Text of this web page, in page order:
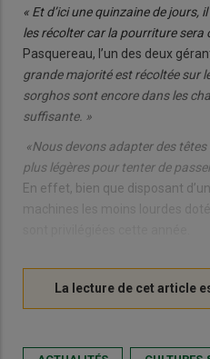
« Et d’ici une quinzaine de jours,
les récolter car la pourriture sera
Pasquereau, l’un des deux
grande majorité est récoltée sur
sorghos sont encore dans les
suffisante. »
«Nous devons adapter des
plus légères pour tenter de
En effet, bien que disposant